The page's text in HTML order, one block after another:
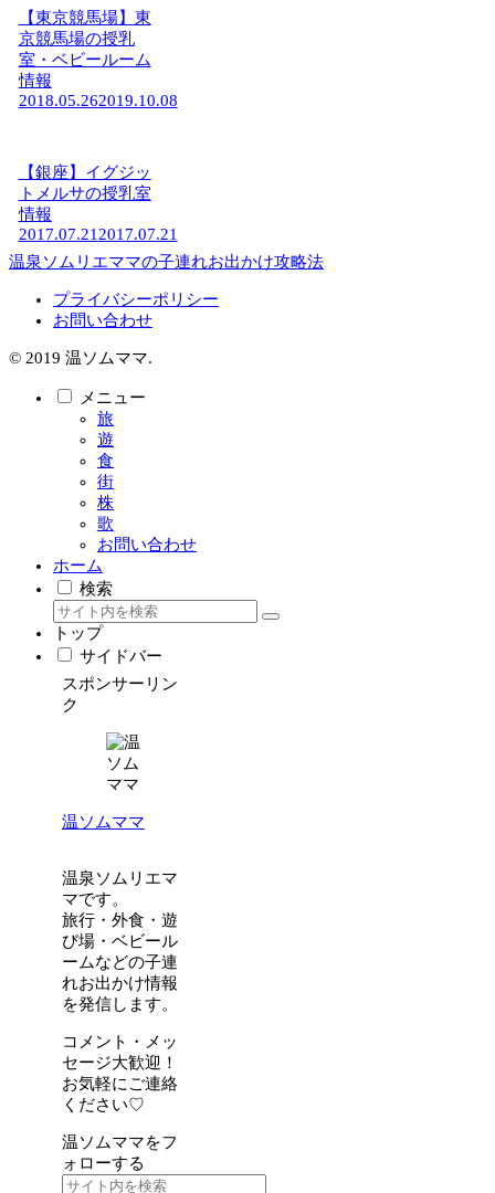
【東京競馬場】東
京競馬場の授乳
室・ベビールーム
情報
2018.05.262019.10.08
【銀座】イグジッ
トメルサの授乳室
情報
2017.07.212017.07.21
温泉ソムリエママの子連れお出かけ攻略法
プライバシーポリシー
お問い合わせ
© 2019 温ソムママ.
メニュー
旅
遊
食
街
株
歌
お問い合わせ
ホーム
検索
トップ
サイドバー
スポンサーリン
ク
温ソムママ
温泉ソムリエマ
マです。
旅行・外食・遊
び場・ベビール
ームなどの子連
れお出かけ情報
を発信します。
コメント・メッ
セージ大歓迎！
お気軽にご連絡
ください♡
温ソムママをフ
ォローする